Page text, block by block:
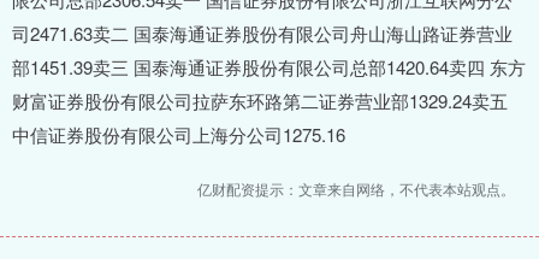
司2471.63卖二 国泰海通证券股份有限公司舟山海山路证券营业
部1451.39卖三 国泰海通证券股份有限公司总部1420.64卖四 东方
财富证券股份有限公司拉萨东环路第二证券营业部1329.24卖五
中信证券股份有限公司上海分公司1275.16
亿财配资提示：文章来自网络，不代表本站观点。